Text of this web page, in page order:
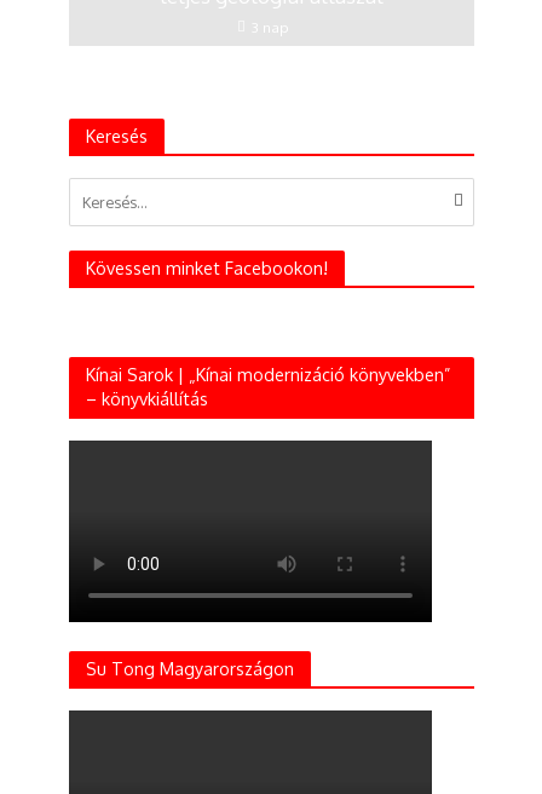
3 nap
Keresés
Kövessen minket Facebookon!
Kínai Sarok | „Kínai modernizáció könyvekben”
– könyvkiállítás
Su Tong Magyarországon